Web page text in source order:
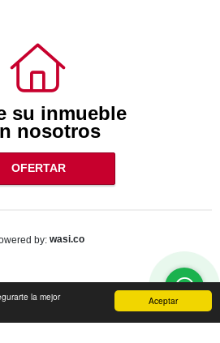
Aceptar
la mejor
su inmueble
nosotros
OFERTAR
by: wasi.co